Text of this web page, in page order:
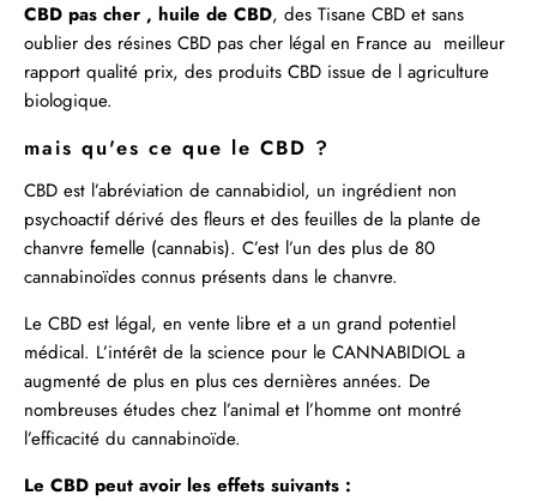
CBD pas cher , huile de CBD, des Tisane CBD et sans
oublier des résines CBD pas cher légal en France au meilleur
rapport qualité prix, des produits CBD issue de l agriculture
biologique.
mais qu'es ce que le CBD ?
CBD est l’abréviation de cannabidiol, un ingrédient non
psychoactif dérivé des fleurs et des feuilles de la plante de
chanvre femelle (cannabis). C’est l’un des plus de 80
cannabinoïdes connus présents dans le chanvre.
Le CBD est légal, en vente libre et a un grand potentiel
médical. L’intérêt de la science pour le CANNABIDIOL a
augmenté de plus en plus ces dernières années. De
nombreuses études chez l’animal et l’homme ont montré
l’efficacité du cannabinoïde.
Le CBD peut avoir les effets suivants :